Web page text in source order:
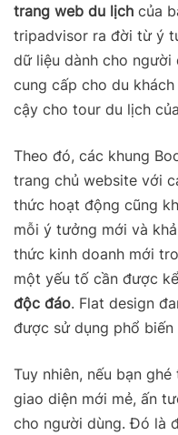
trang web du lịch của
tripadvisor ra đời từ ý
dữ liệu dành cho người
cung cấp cho du
cậy cho tour du lịch
Theo đó, các khung
trang chủ website với
thức hoạt động cũng
mỗi ý tưởng mới và
thức kinh doanh mới
một yếu tố cần được
độc đáo. Flat design
được sử dụng phổ biến
Tuy nhiên, nếu bạn
giao diện mới mẻ, ấn
cho người dùng. Đó là